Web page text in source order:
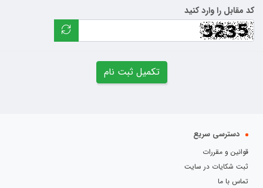
کد مقابل را وارد کنید
تکمیل ثبت نام
دسترسی سریع
قوانین و مقررات
ثبت شکایات در سایت
تماس با ما